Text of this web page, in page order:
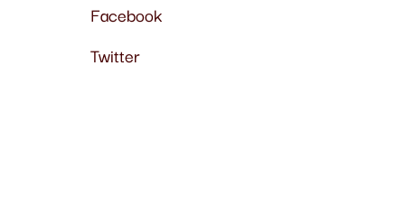
Facebook
Twitter